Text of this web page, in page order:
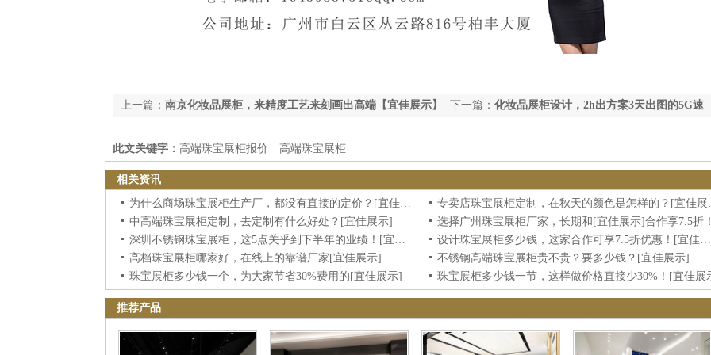
下一篇： 化妆品展柜设计，2h出方案3天出图的5G速
上一篇： 南京化妆品展柜，来精度工艺来刻画出高端【宜佳展示】
此文关键字： 高端珠宝展柜报价 高端珠宝展柜
相关资讯
为什么商场珠宝展柜生产厂，都没有直接的定价？[宜佳展示]
专卖店珠
中高端珠宝展柜定制，去定制有什么好处？[宜佳展示]
选择广州珠宝展柜厂家，长期和[宜佳展示]合作享7.5折！
深圳不锈钢珠宝展柜，这5点关乎到下半年的业绩！[宜佳展示]
设计珠宝展柜多少钱，这家合作可享7.5折优惠！[宜佳展示]
高档珠宝展柜哪家好，在线上的靠谱厂家[宜佳展示]
不锈钢高端珠宝展柜贵不贵？要多少钱？[宜佳展示]
珠宝展柜多少钱一个，为大家节省30%费用的[宜佳展示]
珠宝展柜多少钱一节，这样做价格直接少30%！[宜佳展
推荐产品